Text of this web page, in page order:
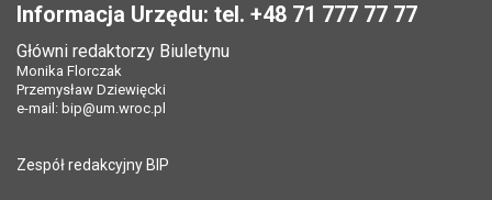
Data
opublikowania:
11.06.2026 12:56
Liczba pobrań:
Opublikował w BIP:
Anna Morawska
Data
opublikowania:
03.06.2026 11:47
Ostatnio
Data ostatniej
*
Twój
adres
Pole wymagane
Informacja Urzędu: tel. +48 71 777 77 77
Główni redaktorzy Biuletynu
Monika Florczak
Przemysław Dziewięcki
e-mail: bip@um.wroc.pl
Zespół redakcyjny BIP